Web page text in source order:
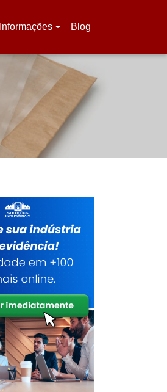
Informações Blog